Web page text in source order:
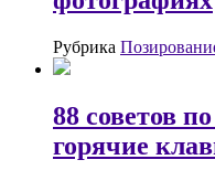
Рубрика
88 советов
горячие